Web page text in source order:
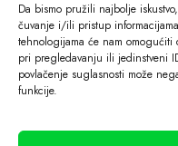
Da bismo pružili najbolje
čuvanje i/ili pristup
tehnologijama će nam omogućiti
pri pregledavanju ili jedinstveni
povlačenje suglasnosti može
funkcije.